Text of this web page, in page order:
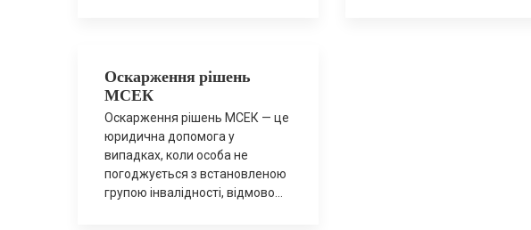
врегулювати спір у досудовому
порядку або представляємо
інтереси клієнта у суді. Коли
потрібен медичний юрист
неналежне або неякісне
надання медичної допомоги;
погіршення стану […]
Оскарження рішень
МСЕК
Оскарження рішень МСЕК — це
юридична допомога у
випадках, коли особа не
погоджується з встановленою
групою інвалідності, відмовою